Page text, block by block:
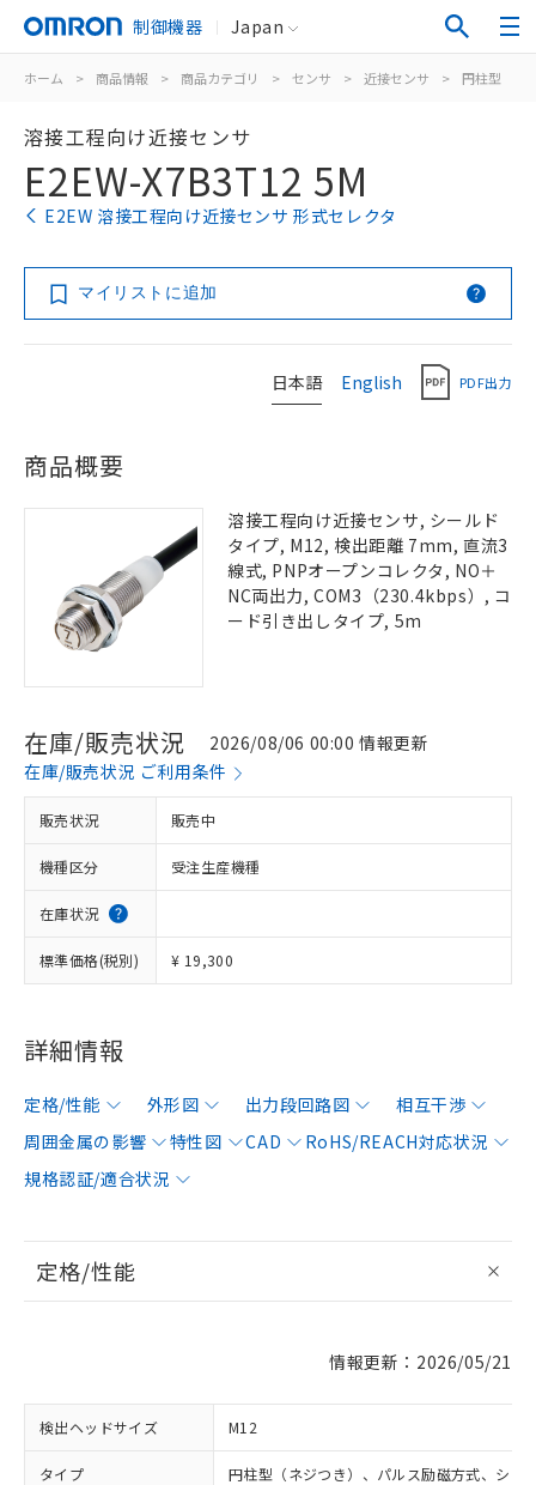
制御機器 Japan
ホーム > 商品情報 > 商品カテゴリ > センサ > 近接センサ > 円柱型
溶接工程向け近接センサ
E2EW-X7B3T12 5M
E2EW 溶接工程向け近接センサ 形式セレクタ
マイリストに追加
日本語 English PDF出力
商品概要
溶接工程向け近接センサ, シールド
タイプ, M12, 検出距離 7mm, 直流3
線式, PNPオープンコレクタ, NO＋
NC両出力, COM3（230.4kbps）, コ
ード引き出しタイプ, 5m
在庫/販売状況
2026/08/06 00:00 情報更新
在庫/販売状況 ご利用条件
販売状況 販売中
機種区分 受注生産機種
在庫状況
標準価格(税別) ¥ 19,300
詳細情報
定格/性能 外形図 出力段回路図
相互干渉
周囲金属の影響
特性図 CAD
RoHS/REACH対応状況
規格認証/適合状況
定格/性能
情報更新：2026/05/21
検出ヘッドサイズ M12
タイプ 円柱型（ネジつき）、パルス励磁方式、シー